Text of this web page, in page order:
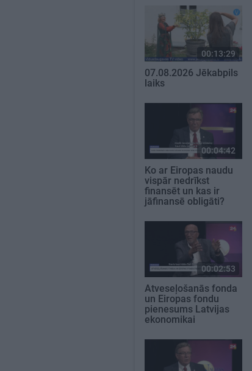
00:13:29
07.08.2026 Jēkabpils
laiks
00:04:42
Ko ar Eiropas naudu
vispār nedrīkst
finansēt un kas ir
jāfinansē obligāti?
00:02:53
Atveseļošanās fonda
un Eiropas fondu
pienesums Latvijas
ekonomikai